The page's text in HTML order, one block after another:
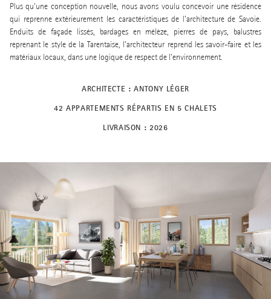
Plus qu'une conception nouvelle, nous avons voulu concevoir une résidence
qui reprenne extérieurement les caractéristiques de l'architecture de Savoie.
Enduits de façade lissés, bardages en mélèze, pierres de pays, balustres
reprenant le style de la Tarentaise, l'architecteur reprend les savoir-faire et les
matériaux locaux, dans une logique de respect de l'environnement.
ARCHITECTE : ANTONY LÉGER
42 APPARTEMENTS RÉPARTIS EN 5 CHALETS
LIVRAISON : 2026